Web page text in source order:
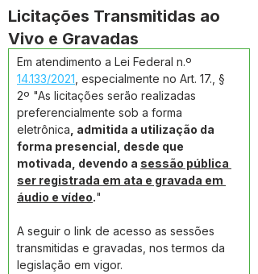
Licitações Transmitidas ao
Vivo e Gravadas
Em atendimento a Lei Federal n.º
14.133/2021 , especialmente no Art. 17., §
2º "As licitações serão realizadas
preferencialmente sob a forma
eletrônica , admitida a utilização da
forma presencial, desde que
motivada, devendo a sessão pública
ser registrada em ata e gravada em
áudio e vídeo."
A seguir o link de acesso as sessões
transmitidas e gravadas, nos termos da
legislação em vigor.